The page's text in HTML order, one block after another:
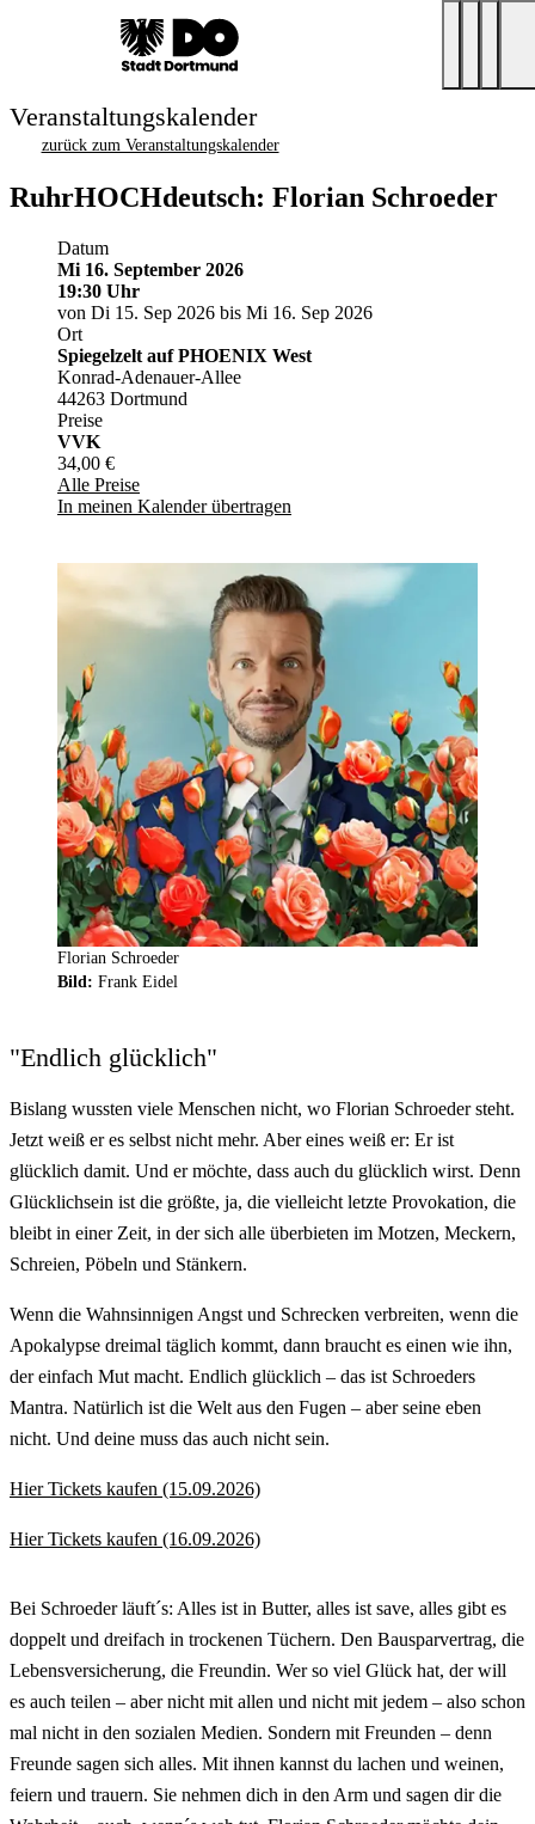
Veranstaltungskalender
zurück zum Veranstaltungskalender
RuhrHOCHdeutsch: Florian Schroeder
Datum
Mi 16. September 2026
19:30 Uhr
von Di 15. Sep 2026 bis Mi 16. Sep 2026
Ort
Spiegelzelt auf PHOENIX West
Konrad-Adenauer-Allee
44263 Dortmund
Preise
VVK
34,00 €
Alle Preise
In meinen Kalender übertragen
Florian Schroeder
Bild: Frank Eidel
"Endlich glücklich"
Bislang wussten viele Menschen nicht, wo Florian Schroeder steht.
Jetzt weiß er es selbst nicht mehr. Aber eines weiß er: Er ist
glücklich damit. Und er möchte, dass auch du glücklich wirst. Denn
Glücklichsein ist die größte, ja, die vielleicht letzte Provokation, die
bleibt in einer Zeit, in der sich alle überbieten im Motzen, Meckern,
Schreien, Pöbeln und Stänkern.
Wenn die Wahnsinnigen Angst und Schrecken verbreiten, wenn die
Apokalypse dreimal täglich kommt, dann braucht es einen wie ihn,
der einfach Mut macht. Endlich glücklich – das ist Schroeders
Mantra. Natürlich ist die Welt aus den Fugen – aber seine eben
nicht. Und deine muss das auch nicht sein.
Hier Tickets kaufen (15.09.2026)
Hier Tickets kaufen (16.09.2026)
Bei Schroeder läuft´s: Alles ist in Butter, alles ist save, alles gibt es
doppelt und dreifach in trockenen Tüchern. Den Bausparvertrag, die
Lebensversicherung, die Freundin. Wer so viel Glück hat, der will
es auch teilen – aber nicht mit allen und nicht mit jedem – also schon
mal nicht in den sozialen Medien. Sondern mit Freunden – denn
Freunde sagen sich alles. Mit ihnen kannst du lachen und weinen,
feiern und trauern. Sie nehmen dich in den Arm und sagen dir die